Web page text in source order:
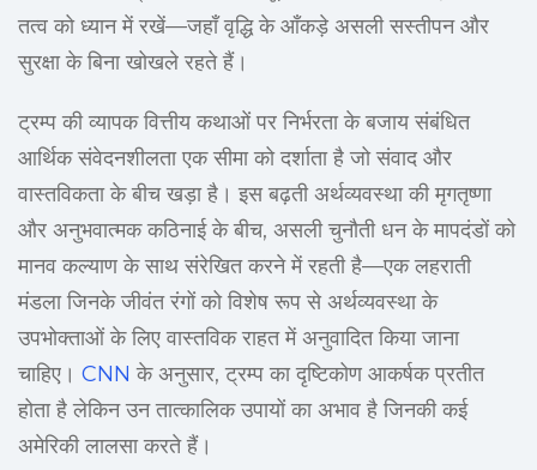
तत्व को ध्यान में रखें—जहाँ वृद्धि के आँकड़े असली सस्तीपन और
सुरक्षा के बिना खोखले रहते हैं।
ट्रम्प की व्यापक वित्तीय कथाओं पर निर्भरता के बजाय संबंधित
आर्थिक संवेदनशीलता एक सीमा को दर्शाता है जो संवाद और
वास्तविकता के बीच खड़ा है। इस बढ़ती अर्थव्यवस्था की मृगतृष्णा
और अनुभवात्मक कठिनाई के बीच, असली चुनौती धन के मापदंडों को
मानव कल्याण के साथ संरेखित करने में रहती है—एक लहराती
मंडला जिनके जीवंत रंगों को विशेष रूप से अर्थव्यवस्था के
उपभोक्ताओं के लिए वास्तविक राहत में अनुवादित किया जाना
चाहिए। CNN के अनुसार, ट्रम्प का दृष्टिकोण आकर्षक प्रतीत
होता है लेकिन उन तात्कालिक उपायों का अभाव है जिनकी कई
अमेरिकी लालसा करते हैं।